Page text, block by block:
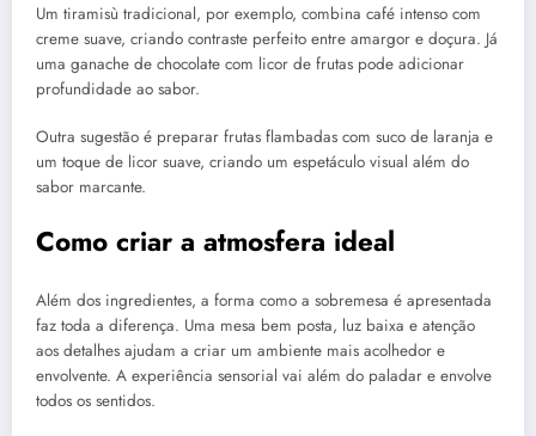
Um tiramisù tradicional, por exemplo, combina café intenso com
creme suave, criando contraste perfeito entre amargor e doçura. Já
uma ganache de chocolate com licor de frutas pode adicionar
profundidade ao sabor.
Outra sugestão é preparar frutas flambadas com suco de laranja e
um toque de licor suave, criando um espetáculo visual além do
sabor marcante.
Como criar a atmosfera ideal
Além dos ingredientes, a forma como a sobremesa é apresentada
faz toda a diferença. Uma mesa bem posta, luz baixa e atenção
aos detalhes ajudam a criar um ambiente mais acolhedor e
envolvente. A experiência sensorial vai além do paladar e envolve
todos os sentidos.